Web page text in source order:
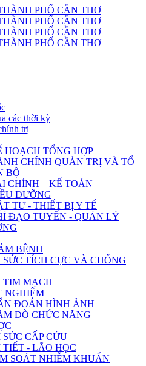
các thời kỳ
trị
HOẠCH TỔNG HỢP
CHÍNH QUẢN TRỊ VÀ TỔ
BỘ
CHÍNH – KẾ TOÁN
DƯỠNG
TƯ - THIẾT BỊ Y TẾ
ĐẠO TUYẾN - QUẢN LÝ
BỆNH
TÍCH CỰC VÀ CHỐNG
TIM MẠCH
NGHIỆM
ĐOÁN HÌNH ẢNH
DÒ CHỨC NĂNG
CẤP CỨU
- LÃO HỌC
SOÁT NHIỄM KHUẨN